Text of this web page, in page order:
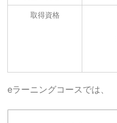
取得資格
eラーニングコースでは、